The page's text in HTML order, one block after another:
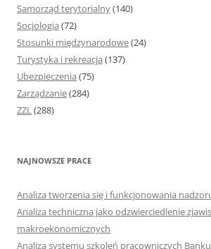
Samorząd terytorialny(140)
Socjologia (72)
Stosunki międzynarodowe(24)
Turystyka i rekreacja (137)
Ubezpieczenia (75)
Zarządzanie(284)
ZZL(288)
NAJNOWSZE PRACE
Analiza tworzenia się i funkcjonowania
Analiza techniczna jako odzwierciedlenie
makroekonomicznych
Analiza systemu szkoleń pracowniczych Banku